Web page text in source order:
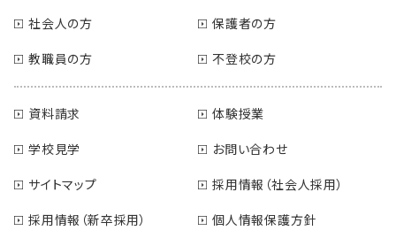
社会人の方
保護者の方
教職員の方
不登校の方
資料請求
体験授業
学校見学
お問い合わせ
サイトマップ
採用情報（社会人採用）
採用情報（新卒採用）
個人情報保護方針